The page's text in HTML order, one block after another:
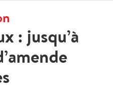
: jusqu’à